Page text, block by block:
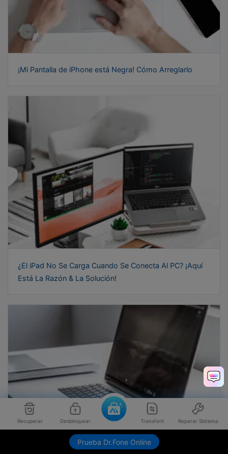
Recuperar Desbloquear Transferir Reparar Sistema
Prueba Dr.Fone Online
Envíame link de descarga
¡Mi Pantalla de iPhone está Negra! Cómo Arreglarlo
¿El iPad No Se Carga Cuando Se Conecta Al PC? ¡Aquí
Está La Razón & La Solución!